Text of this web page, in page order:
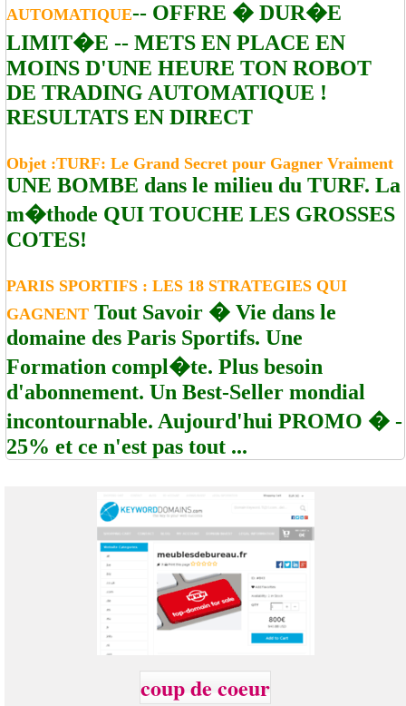
AUTOMATIQUE-- OFFRE � DUR�E
LIMIT�E -- METS EN PLACE EN
MOINS D'UNE HEURE TON ROBOT
DE TRADING AUTOMATIQUE !
RESULTATS EN DIRECT
Objet :TURF: Le Grand Secret pour Gagner Vraiment
UNE BOMBE dans le milieu du TURF. La
m�thode QUI TOUCHE LES GROSSES
COTES!
PARIS SPORTIFS : LES 18 STRATEGIES QUI
GAGNENT Tout Savoir � Vie dans le
domaine des Paris Sportifs. Une
Formation compl�te. Plus besoin
d'abonnement. Un Best-Seller mondial
incontournable. Aujourd'hui PROMO � -
25% et ce n'est pas tout ...
coup de coeur